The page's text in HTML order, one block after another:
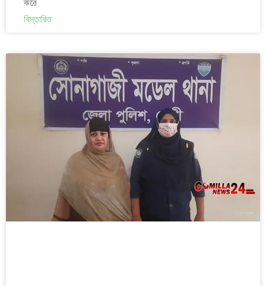
করে
বিস্তারিত